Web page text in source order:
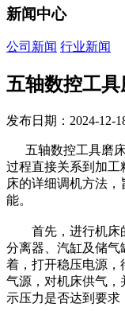
新闻中心
公司新闻 行业新闻
五轴数控工
发布日期：2024-12-
五轴数控工具磨床
过程直接关系到加工
床的详细调机方法
能。
首先，进行机床的
分离器、汽缸及储气
着，打开稳压电源，
气源，对机床供气，
示压力是否达到要求